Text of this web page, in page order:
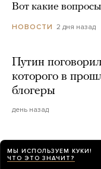
Вот какие
НОВОСТИ 2 дня назад
Путин
которого в
блогеры
день назад
слышали в
МЫ ИСПОЛЬЗУЕМ КУКИ!
ЧТО ЭТО ЗНАЧИТ?